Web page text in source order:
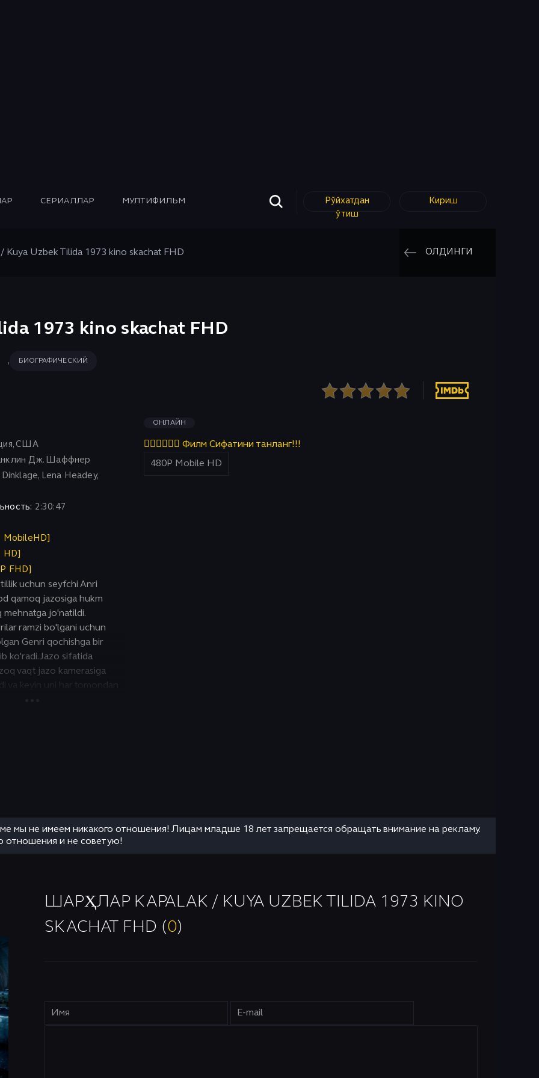
СЕРИАЛЛАР МУЛТИФИЛЬМ
Рўйхатдан
ўтиш
Кириш
/ Kuya Uzbek Tilida 1973 kino skachat FHD ОЛДИНГИ
1973 kino skachat FHD
, БИОГРАФИЧЕСКИЙ
США
Дж. Шаффнер
Lena Headey,
2:30:47
MobileHD]
HD]
FHD]
uchun seyfchi Anri
qamoq jazosiga hukm
mehnatga jo'natildi.
ramzi bo'lgani uchun
Genri qochishga bir
ko'radi. Jazo sifatida
vaqt jazo kamerasiga
va keyin uni har tomondan
ОНЛАЙН
👇🏻👇🏻👇🏻 Филм Сифатини танланг!!!
мы не имеем никакого отношения! Лицам младше 18 лет запрещается обращать внимание на рекламу.
отношения и не советую!
ШАРҲЛАР KAPALAK / KUYA UZBEK TILIDA 1973 KINO
SKACHAT FHD (0)